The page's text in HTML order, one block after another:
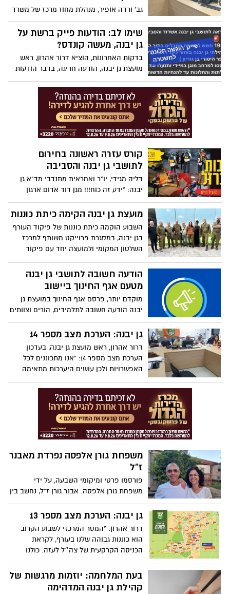
גב' ורדה אופיר, מנהלת מחוז מרכז של משרד
החינוך, קיימה אתמול (שלישי 24.10) ביקור
תמיכה במועצה המקומית גן יבנה: "לגן יבנה
מוקנה סטטוס כשל ישובי העוטף"
שימו לב: הודעות פייק ברשת על
גן יבנה, מעשה קונדס?
בדקות האחרונות, הוציא דרור אהרון, ראש
מועצת גן יבנה, הודעה חריגה, בדבר הודעות
פייק, הרצות ברשת בקשר ליישוב
קורס עזרה ראשונה בחירום
לתושבי גן יבנה והסביבה
דליה מגידי, יו"ר ואחראית מתנדבי מד"א גן
יבנה: "ידע זה כוח!!! מגן דוד אדום ארגון
ההצלה הלאומי של ישראל מזמין אתכם
קהילה יקרה, ללמוד עזרה ראשונה לשעת
מועצת גן יבנה הקימה כיתת כוננות
השבוע הוקמה כיתת כוננות של פיקוד העורף
בגן יבנה, במסגרת פרוייקט משותף למרכז
השלטון המקומי ולמועצה יחד עם פיקוד
שעומדים בקריטריונים
הודעה חשובה לתושבי גן יבנה
מטעם אגף החינוך ביישוב
מוקדם יותר, פרסם אגף החינוך במועצת גן
יבנה הודעה חשובה לתלמידים, הורים וצוותים
חינוכיים ביישוב
גן יבנה: הערכת מצב מספר 14
דרור אהרון, ראש מועצת גן יבנה, בעדכון
הערכת מצב מספר 14: "אנו מתכוננים לכל
האפשרויות ולכן עושים היערכות מתאימה
משפחת גורן אלפסה נפרדת מאבנר
ז"ל
פורסמו פרטי ומיקומי השבעה, על ידי
משפחת גורן אלפסה. אבנר גורן ז"ל, נחשב בין
חטופי קיבוץ ניר עוז, עד לפני מספר ימים,
בהם קיבלה המשפחה הודעה על זיהוי גופתו
גן יבנה: הערכת מצב מספר 13
דרור אהרון: "המסר המרכזי לשבוע הקרוב
הוא כוננות גבוהה שלנו בעורף, לקראת
הכניסה הקרקעית של צה״ל לעזה. כולנו
מפנה. אתם מתבקשים להיות עירניים,
להתנהל במרחב הציבורי רק למען מטרות
בעת המלחמה: יוזמות מרגשות של
קהילת גן יבנה המדהימה